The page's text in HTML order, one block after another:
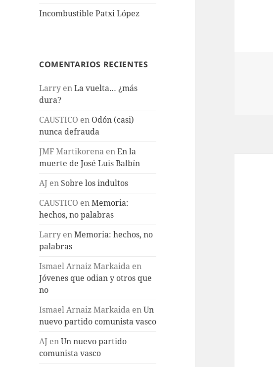
Incombustible Patxi López
COMENTARIOS RECIENTES
Larry enLa vuelta… ¿más
dura?
CAUSTICO en Odón (casi)
nunca defrauda
JMF Martikorena enEn la
muerte de José Luis Balbín
AJ en Sobre los indultos
CAUSTICO enMemoria:
hechos, no palabras
Larry enMemoria: hechos, no
palabras
Ismael Arnaiz Markaida en
Jóvenes que odian y otros que
no
Ismael Arnaiz Markaida enUn
nuevo partido comunista vasco
AJ enUn nuevo partido
comunista vasco